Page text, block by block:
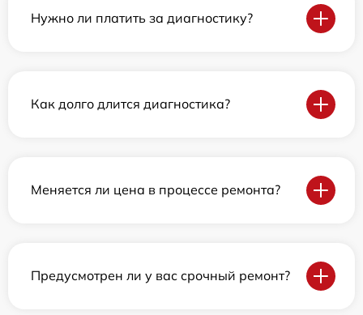
Нужно ли платить за диагностику?
Как долго длится диагностика?
Меняется ли цена в процессе ремонта?
Предусмотрен ли у вас срочный ремонт?